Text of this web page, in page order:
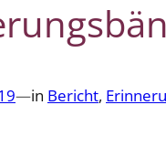
—in Bericht,